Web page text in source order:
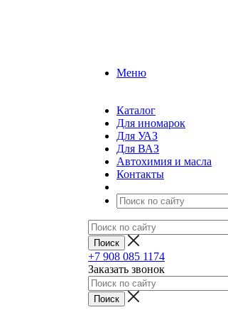
Меню
Каталог
Для иномарок
Для УАЗ
Для ВАЗ
Автохимия и масла
Контакты
+7 908 085 1174
Заказать звонок